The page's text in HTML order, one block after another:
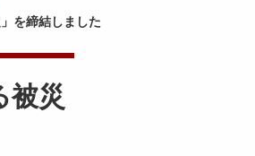
を締結しました
被災